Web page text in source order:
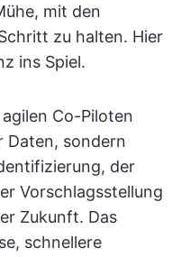
mit den
zu halten. Hier
ins Spiel.
Co-Piloten
Daten, sondern
der
Vorschlagsstellung
Zukunft. Das
schnellere